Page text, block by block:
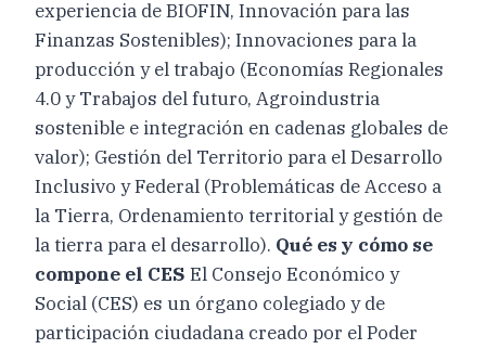
experiencia de BIOFIN, Innovación para las
Finanzas Sostenibles); Innovaciones para la
producción y el trabajo (Economías Regionales
4.0 y Trabajos del futuro, Agroindustria
sostenible e integración en cadenas globales de
valor); Gestión del Territorio para el Desarrollo
Inclusivo y Federal (Problemáticas de Acceso a
la Tierra, Ordenamiento territorial y gestión de
la tierra para el desarrollo). Qué es y cómo se
compone el CES El Consejo Económico y
Social (CES) es un órgano colegiado y de
participación ciudadana creado por el Poder